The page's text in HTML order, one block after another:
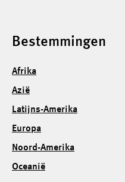
Bestemmingen
Afrika
Azië
Latijns-Amerika
Europa
Noord-Amerika
Oceanië